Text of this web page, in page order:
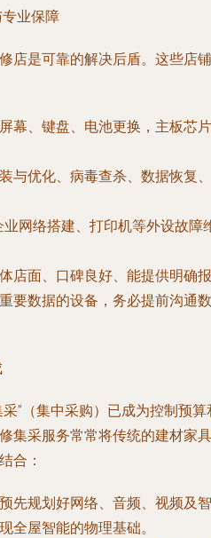
业保障
店是可靠的解决后盾。这些店铺
幕、键盘、电池更换，主板芯片
与优化、病毒查杀、数据恢复、
业网络搭建、打印机等外设故障
店面、口碑良好、能提供明确报
要数据的设备，务必提前沟通数
”（集中采购）已成为控制预算
集采服务常常将传统的建材家具
合：
先规划好网络、音频、视频及智
全屋智能的物理基础。